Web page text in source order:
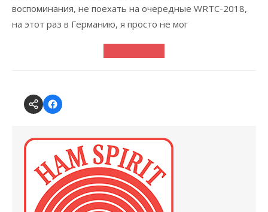
воспоминания, не поехать на очередные WRTC-2018,
на этот раз в Германию, я просто не мог
Forum
@
Andys
CSDX
on
Facebook